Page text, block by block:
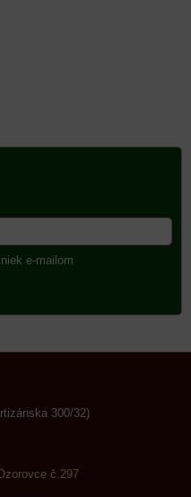
e-mailom
300/32)
č.297